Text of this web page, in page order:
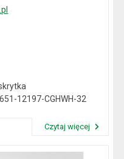
12197-CGHWH-32
Czytaj więcej